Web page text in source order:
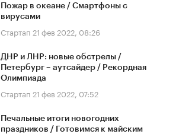
Пожар в океане / Смартфоны с
вирусами
Стартап 21 фев 2022, 08:26
ДНР и ЛНР: новые обстрелы /
Петербург – аутсайдер / Рекордная
Олимпиада
Стартап 21 фев 2022, 07:52
Печальные итоги новогодних
праздников / Готовимся к майским